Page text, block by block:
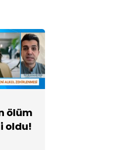
ölüm
oldu!